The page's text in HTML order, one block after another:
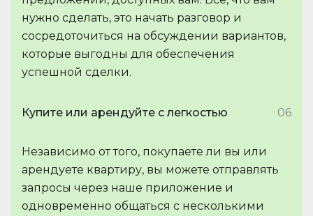
нужно сделать, это начать разговор и
сосредоточиться на обсуждении вариантов,
которые выгодны для обеспечения
успешной сделки.
Купите или арендуйте с легкостью 06
Независимо от того, покупаете ли вы или
арендуете квартиру, вы можете отправлять
запросы через наше приложение и
одновременно общаться с несколькими